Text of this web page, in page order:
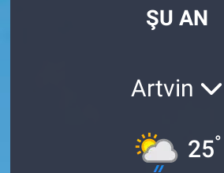
ŞU AN
Artvin
25°